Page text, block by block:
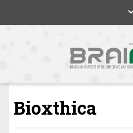
Bioxthica